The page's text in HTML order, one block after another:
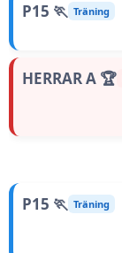
P15 🏃 Träning
HERRAR A 🏆
P15 🏃 Träning